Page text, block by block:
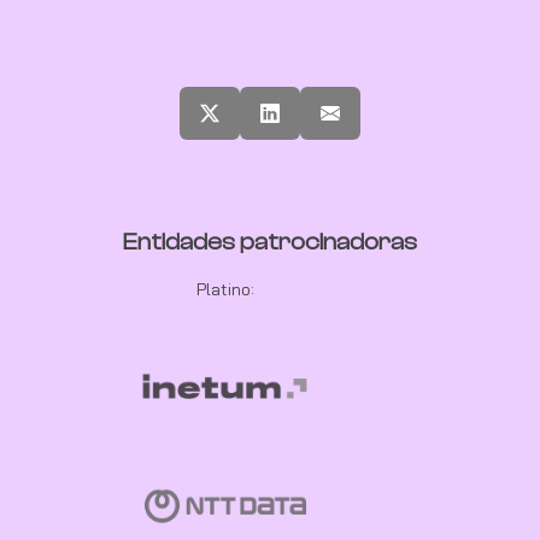
Entidades patrocinadoras
Platino: